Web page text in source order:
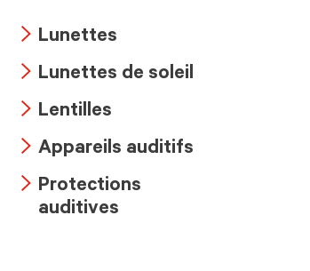
icon
Lunettes
icon
Lunettes de soleil
icon
Lentilles
icon
Appareils auditifs
Arrow
Protections
auditives